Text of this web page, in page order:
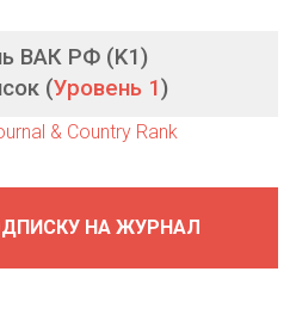
ВАК РФ (K1)
(Уровень 1)
НА ЖУРНАЛ